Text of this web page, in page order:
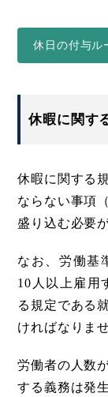
休日の付与ル
休暇に関す
休暇に関する
ならない事項
盛り込む必要
なお、労働基
10人以上雇用
る規定である
ければなりませ
労働者の人数
する義務は発